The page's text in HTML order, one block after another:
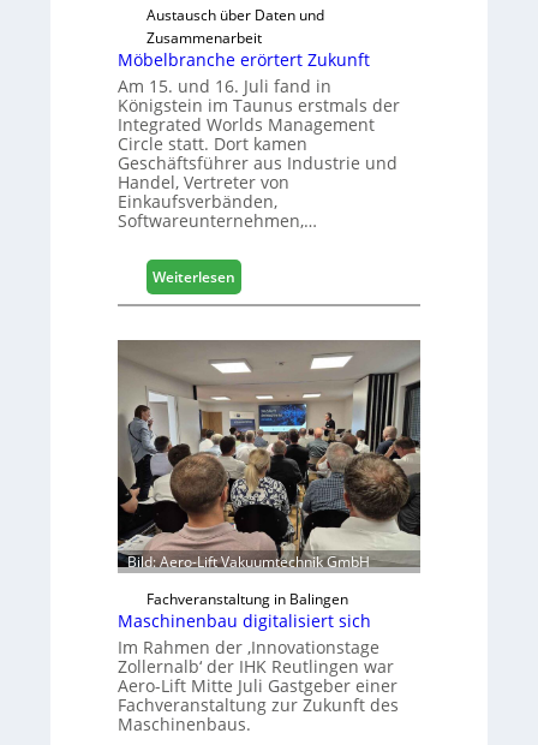
a
u
s
m
e
s
s
e
Austausch über Daten und
Zusammenarbeit
Möbelbranche erörtert Zukunft
Am 15. und 16. Juli fand in
Königstein im Taunus erstmals der
Integrated Worlds Management
Circle statt. Dort kamen
Geschäftsführer aus Industrie und
Handel, Vertreter von
Einkaufsverbänden,
Softwareunternehmen,…
Weiterlesen
M
b
e
b
r
a
n
c
h
e
e
r
ö
r
e
r
t
Bild: Aero-Lift Vakuumtechnik GmbH
Fachveranstaltung in Balingen
Maschinenbau digitalisiert sich
Im Rahmen der ‚Innovationstage
Zollernalb‘ der IHK Reutlingen war
Aero-Lift Mitte Juli Gastgeber einer
Fachveranstaltung zur Zukunft des
Maschinenbaus.